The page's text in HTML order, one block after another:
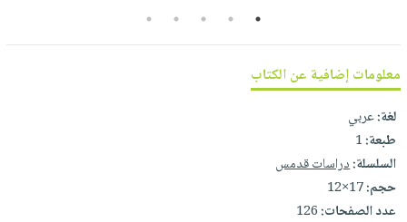
انشر
كتابك
تواصل
معنا
1
2
3
4
5
معلومات إضافية عن الكتاب
لغة:عربي
طبعة:1
السلسلة:دراسات قدمس
حجم:17×12
عدد الصفحات:126